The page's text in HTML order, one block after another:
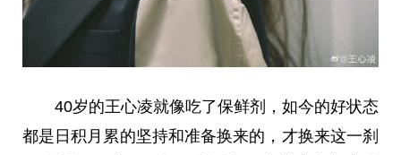
40岁的王心凌就像吃了保鲜剂，如今的好状态
都是日积月累的坚持和准备换来的，才换来这一刹